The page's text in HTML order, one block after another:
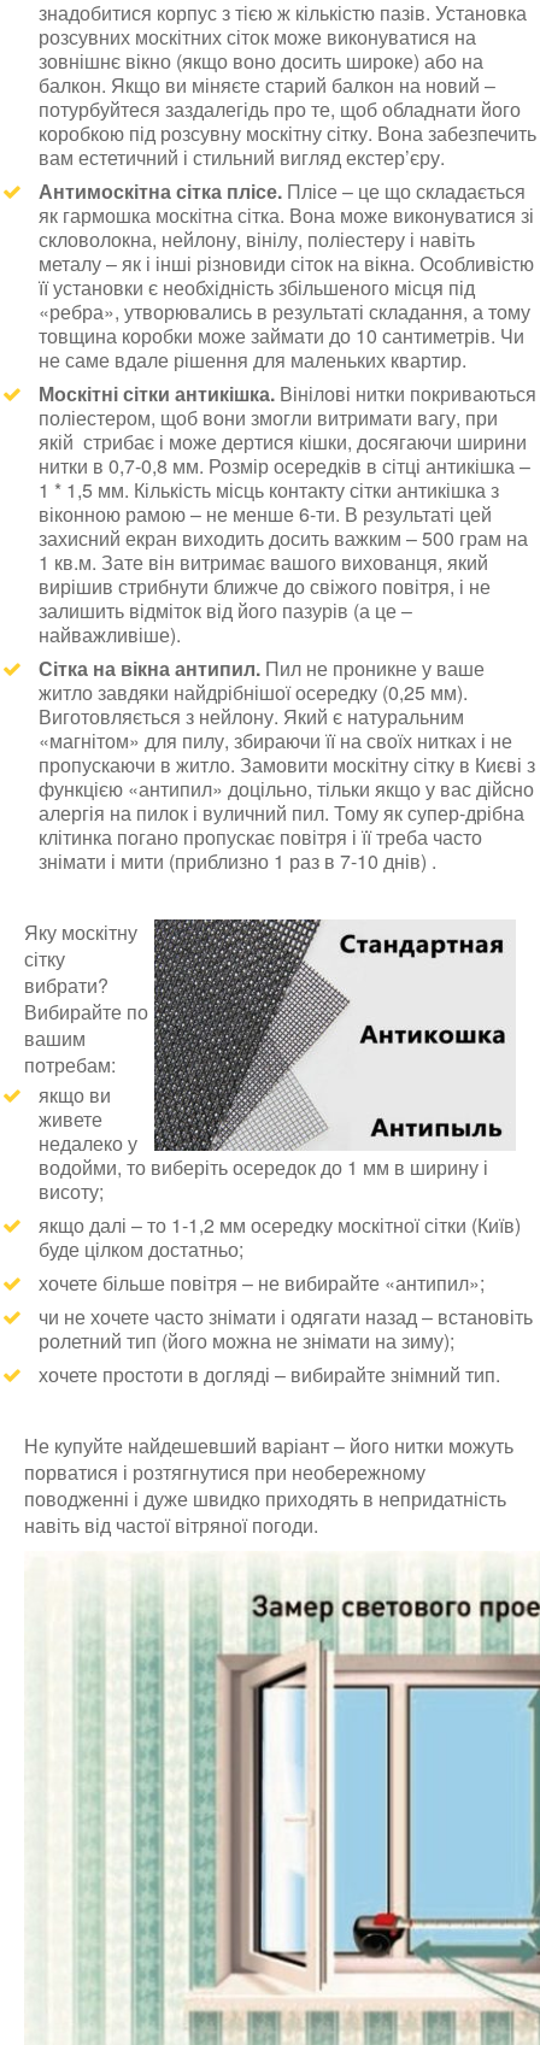
знадобитися корпус з тією ж кількістю пазів. Установка
розсувних москітних сіток може виконуватися на
зовнішнє вікно (якщо воно досить широке) або на
балкон. Якщо ви міняєте старий балкон на новий –
потурбуйтеся заздалегідь про те, щоб обладнати його
коробкою під розсувну москітну сітку. Вона забезпечить
вам естетичний і стильний вигляд екстер’єру.
Антимоскітна сітка плісе. Плісе – це що складається
як гармошка москітна сітка. Вона може виконуватися зі
скловолокна, нейлону, вінілу, поліестеру і навіть
металу – як і інші різновиди сіток на вікна. Особливістю
її установки є необхідність збільшеного місця під
«ребра», утворювались в результаті складання, а тому
товщина коробки може займати до 10 сантиметрів. Чи
не саме вдале рішення для маленьких квартир.
Москітні сітки антикішка. Вінілові нитки покриваються
поліестером, щоб вони змогли витримати вагу, при
якій стрибає і може дертися кішки, досягаючи ширини
нитки в 0,7-0,8 мм. Розмір осередків в сітці антикішка –
1 * 1,5 мм. Кількість місць контакту сітки антикішка з
віконною рамою – не менше 6-ти. В результаті цей
захисний екран виходить досить важким – 500 грам на
1 кв.м. Зате він витримає вашого вихованця, який
вирішив стрибнути ближче до свіжого повітря, і не
залишить відміток від його пазурів (а це –
найважливіше).
Сітка на вікна антипил. Пил не проникне у ваше
житло завдяки найдрібнішої осередку (0,25 мм).
Виготовляється з нейлону. Який є натуральним
«магнітом» для пилу, збираючи її на своїх нитках і не
пропускаючи в житло. Замовити москітну сітку в Києві з
функцією «антипил» доцільно, тільки якщо у вас дійсно
алергія на пилок і вуличний пил. Тому як супер-дрібна
клітинка погано пропускає повітря і її треба часто
знімати і мити (приблизно 1 раз в 7-10 днів) .
Яку москітну
сітку
вибрати?
Вибирайте по
вашим
потребам:
якщо ви
живете
недалеко у
водойми, то виберіть осередок до 1 мм в ширину і
висоту;
якщо далі – то 1-1,2 мм осередку москітної сітки (Київ)
буде цілком достатньо;
хочете більше повітря – не вибирайте «антипил»;
чи не хочете часто знімати і одягати назад – встановіть
ролетний тип (його можна не знімати на зиму);
хочете простоти в догляді – вибирайте знімний тип.
Не купуйте найдешевший варіант – його нитки можуть
порватися і розтягнутися при необережному
поводженні і дуже швидко приходять в непридатність
навіть від частої вітряної погоди.